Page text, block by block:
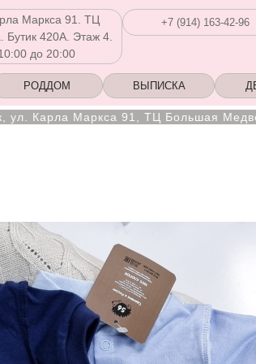
+7 (914) 163-42-96
Маркса 91. ТЦ
420А. Этаж 4.
до 20:00
РОДДОМ ВЫПИСКА
Маркса 91, ТЦ Большая Медведица,